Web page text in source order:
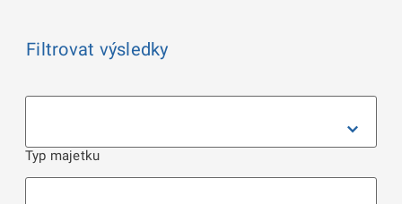
Filtrovat výsledky
Typ majetku